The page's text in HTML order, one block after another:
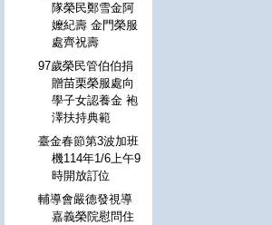
隊榮民鄭雪金阿
嬤紀壽 金門榮服
處齊祝壽
97歲榮民管伯伯捐
贈苗栗榮服處向
學子女認養金 袍
澤扶持典範
臺金春節第3波加班
機114年1/6上午9
時開放訂位
輔導會嚴德發視導
嘉義榮院慰問住